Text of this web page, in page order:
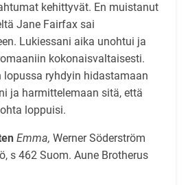
kehittyvät. En muistanut
Jane Fairfax sai
Lukiessani aika unohtui ja
kokonaisvaltaisesti.
lopussa ryhdyin hidastamaan
ja harmittelemaan sitä, että
loppuisi.
Emma, Werner Söderström
s 462 Suom. Aune Brotherus